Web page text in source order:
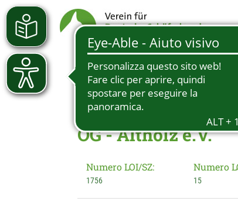
OG - Altholz e.V.
Numero LOI/SZ:
1756
Numero
15